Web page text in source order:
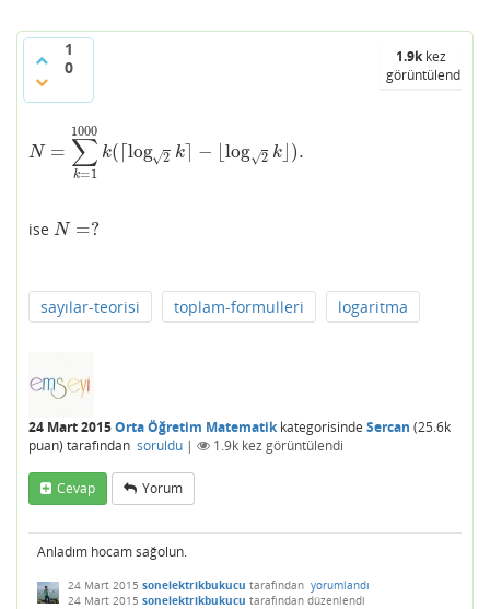
1
0
1.9kkez
görüntülendi
N = ∑
k=1
1000
k(⌈log 2
√ k⌉ − ⌊log 2
√ k ).
N =∑ =11000k (⌈log k⌉− log2 k⌋) .
ise N =?
N= ?
sayılar-teorisi toplam-formulleri logaritma
24 Mart 2015Orta Öğretim Matematikkategorisinde Sercan (25.6k
puan) tarafından soruldu | 1.9k kez görüntülendi
Cevap Yorum
Anladım hocam sağolun.
24 Mart 2015 sonelektrikbukucu tarafından yorumlandı
24 Mart 2015 sonelektrikbukucu tarafından düzenlendi